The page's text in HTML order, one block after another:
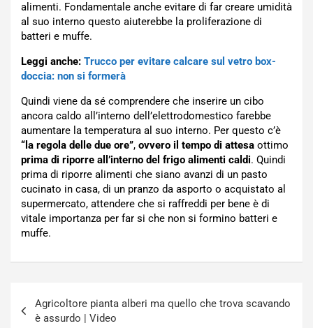
alimenti. Fondamentale anche evitare di far creare umidità
al suo interno questo aiuterebbe la proliferazione di
batteri e muffe.
Leggi anche: Trucco per evitare calcare sul vetro box-
doccia: non si formerà
Quindi viene da sé comprendere che inserire un cibo
ancora caldo all’interno dell’elettrodomestico farebbe
aumentare la temperatura al suo interno. Per questo c’è
“la regola delle due ore”, ovvero il tempo di attesa ottimo
prima di riporre all’interno del frigo alimenti caldi. Quindi
prima di riporre alimenti che siano avanzi di un pasto
cucinato in casa, di un pranzo da asporto o acquistato al
supermercato, attendere che si raffreddi per bene è di
vitale importanza per far si che non si formino batteri e
muffe.
articoli
Agricoltore pianta alberi ma quello che trova scavando
è assurdo | Video